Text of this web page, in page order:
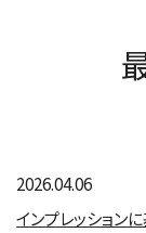
2026.04.06
インプレッション